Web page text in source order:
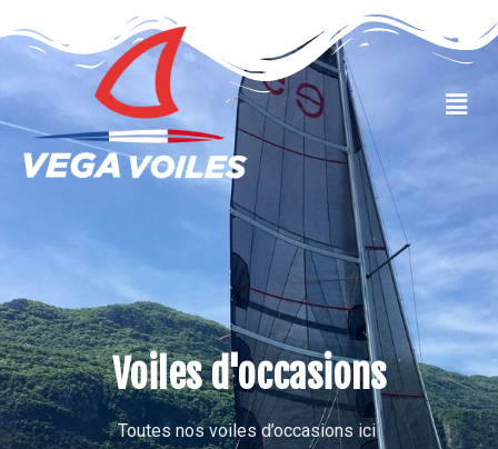
VOILES OCCASIONS
Voiles d'occasions
Toutes nos voiles d’occasions ici